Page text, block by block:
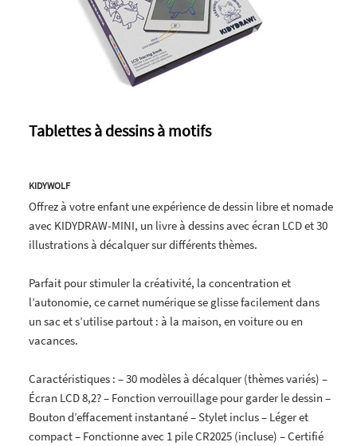
Tablettes à dessins à motifs
KIDYWOLF
Offrez à votre enfant une expérience de dessin libre et nomade
avec KIDYDRAW-MINI, un livre à dessins avec écran LCD et 30
illustrations à décalquer sur différents thèmes.
Parfait pour stimuler la créativité, la concentration et
l’autonomie, ce carnet numérique se glisse facilement dans
un sac et s’utilise partout : à la maison, en voiture ou en
vacances.
Caractéristiques : – 30 modèles à décalquer (thèmes variés) –
Écran LCD 8,2? – Fonction verrouillage pour garder le dessin –
Bouton d’effacement instantané – Stylet inclus – Léger et
compact – Fonctionne avec 1 pile CR2025 (incluse) – Certifié